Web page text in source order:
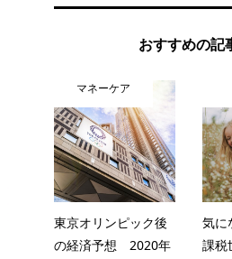
おすすめの記
マネーケア
東京オリンピック後
の経済予想 2020年
気に
課税